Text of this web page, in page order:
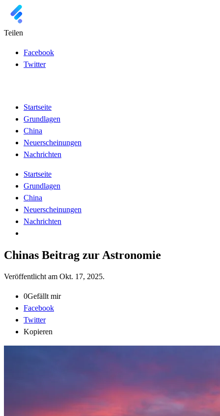
Teilen
Facebook
Twitter
Startseite
Grundlagen
China
Neuerscheinungen
Nachrichten
Startseite
Grundlagen
China
Neuerscheinungen
Nachrichten
Chinas Beitrag zur Astronomie
Veröffentlicht am Okt. 17, 2025.
0Gefällt mir
Facebook
Twitter
Kopieren